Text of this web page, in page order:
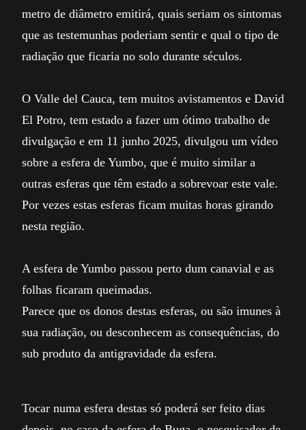
metro de diâmetro emitirá, quais seriam os sintomas
que as testemunhas poderiam sentir e qual o tipo de
radiação que ficaria no solo durante séculos.
O Valle del Cauca, tem muitos avistamentos e David
El Potro, tem estado a fazer um ótimo trabalho de
divulgação e em 11 junho 2025, divulgou um vídeo
sobre a esfera de Yumbo, que é muito similar a
outras esferas que têm estado a sobrevoar este vale.
Por vezes estas esferas ficam muitas horas girando
nesta região.
A esfera de Yumbo passou perto dum canavial e as
folhas ficaram queimadas.
Parece que os donos destas esferas, ou são imunes à
sua radiação, ou desconhecem as consequências, do
sub produto da antigravidade da esfera.
Tocar numa esfera destas só poderá ser feito dias